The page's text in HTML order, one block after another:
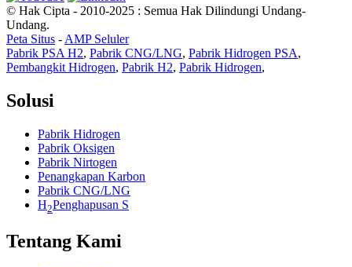
© Hak Cipta - 2010-2025 : Semua Hak Dilindungi Undang-
Undang.
Peta Situs - AMP Seluler
Pabrik PSA H2, Pabrik CNG/LNG, Pabrik Hidrogen PSA,
Pembangkit Hidrogen, Pabrik H2, Pabrik Hidrogen,
Solusi
Pabrik Hidrogen
Pabrik Oksigen
Pabrik Nirtogen
Penangkapan Karbon
Pabrik CNG/LNG
H2Penghapusan S
Tentang Kami